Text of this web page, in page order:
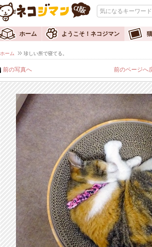
ホーム ようこそ！ネコジマン
ホーム 珍しい所で寝てる。
前の写真へ 前のページへ